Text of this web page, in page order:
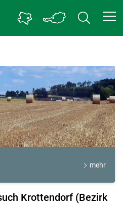
mehr
Krottendorf (Bezirk